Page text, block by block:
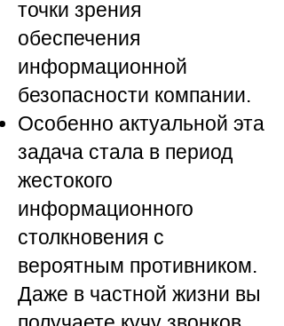
точки зрения
обеспечения
информационной
безопасности компании.
Особенно актуальной эта
задача стала в период
жестокого
информационного
столкновения с
вероятным противником.
Даже в частной жизни вы